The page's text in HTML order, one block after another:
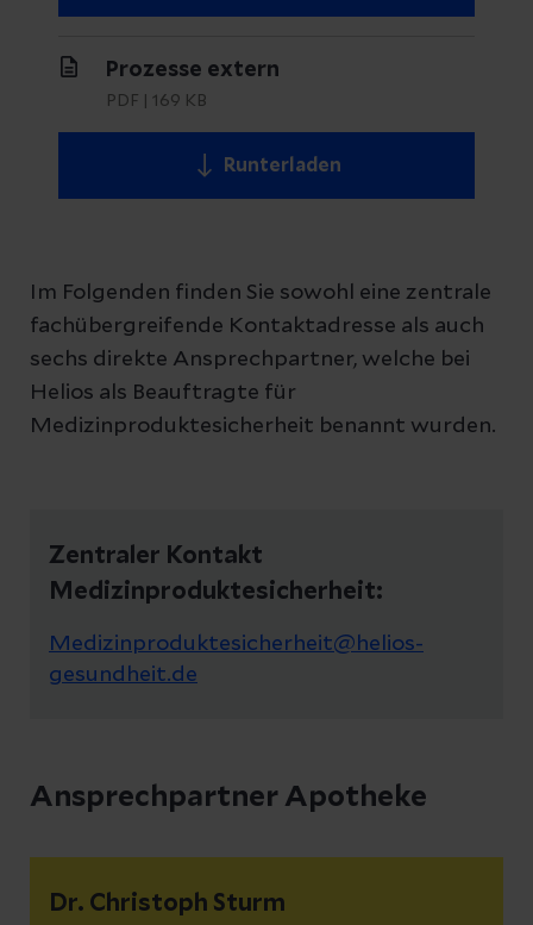
Prozesse extern
PDF 169 KB
Runterladen
Im Folgenden finden Sie sowohl eine zentrale
fachübergreifende Kontaktadresse als auch
sechs direkte Ansprechpartner, welche bei
Helios als Beauftragte für
Medizinproduktesicherheit benannt wurden.
Zentraler Kontakt
Medizinproduktesicherheit:
Medizinproduktesicherheit@helios-
gesundheit.de
Ansprechpartner Apotheke
Dr. Christoph Sturm